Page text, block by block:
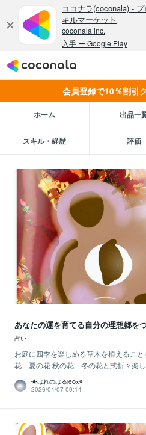
会員登録で10％割引
ホーム 出品一
スキル・経歴 評価
あなたの運を育てる自分の理想郷を
占い
お庭に四季を楽しめる草木を植えるこ
花 夏の花 秋の花 冬の花と式折々楽し
☀はれのはるiec∞◉
2026/04/07 09:14